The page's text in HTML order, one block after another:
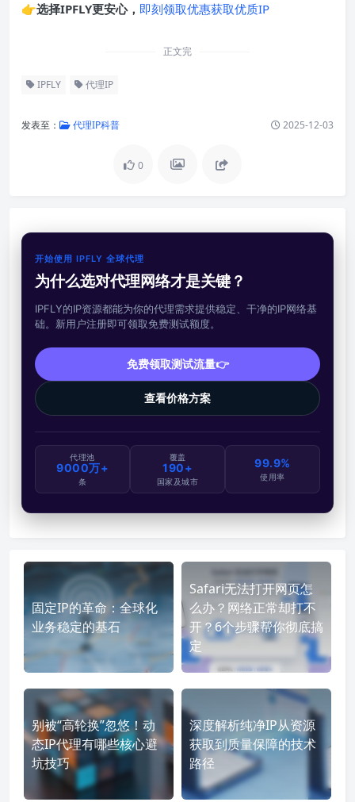
👉选择IPFLY更安心， 即刻领取优惠获取优质IP
正文完
IPFLY 代理IP
发表至： 代理IP科普 2025-12-03
0
开始使用 IPFLY 全球代理
为什么选对代理网络才是关键？
IPFLY的IP资源都能为你的代理需求提供稳定、干净的IP网络基
础。新用户注册即可领取免费测试额度。
免费领取测试流量👉
查看价格方案
代理池
9000万+
条
覆盖
190+
国家及城市
99.9%
使用率
固定IP的革命：全球化
业务稳定的基石
Safari无法打开网页怎
么办？网络正常却打不
开？6个步骤帮你彻底搞
定
别被“高轮换”忽悠！动
态IP代理有哪些核心避
坑技巧
深度解析纯净IP从资源
获取到质量保障的技术
路径